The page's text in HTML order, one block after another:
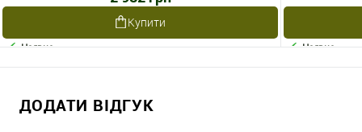
Купити
Наявне
Наявне
ДОДАТИ ВІДГУК